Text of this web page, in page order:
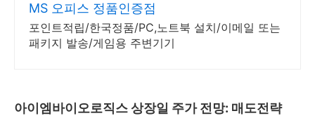
MS 오피스 정품인증점
포인트적립/한국정품/PC,노트북 설치/이메일 또는
패키지 발송/게임용 주변기기
아이엠바이오로직스 상장일 주가 전망: 매도전략